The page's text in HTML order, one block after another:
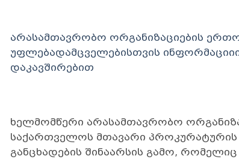
არასამთავრობო ორგანიზაციების
უფლებადამცველებისთვის
დაკავშირებით
ხელმომწერი არასამთავრობო
საქართველოს მთავარი პროკურატურის
განცხადების შინაარსის გამო,